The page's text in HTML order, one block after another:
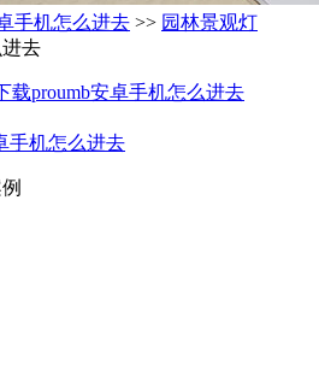
手机怎么进去 >> 园林景观灯
去
载proumb安卓手机怎么进去
手机怎么进去